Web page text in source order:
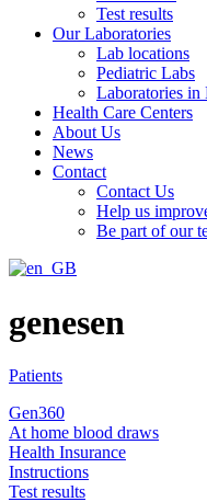
Test results
Our Laboratories
Lab locations
Pediatric Labs
Laboratories in
Health Care Centers
About Us
News
Contact
Contact Us
Help us
Be part of our
genesen
Patients
Gen360
At home blood draws
Health Insurance
Instructions
Test results